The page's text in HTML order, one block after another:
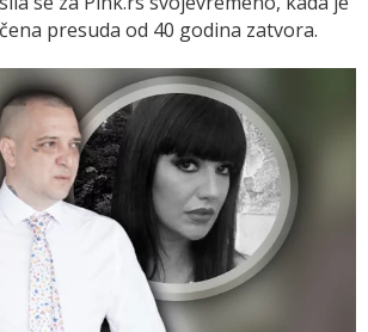
presuda od 40 godina zatvora.